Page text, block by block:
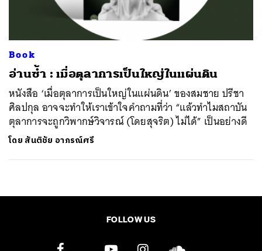
Book
อ่านซ้ำ : เมื่อตุลาการเป็นใหญ่ในแผ่นดิน
หนังสือ ‘เมื่อตุลาการเป็นใหญ่ในแผ่นดิน’ ของสมชาย ปรีชา
ศิลปกุล อาจจะทำให้เราเข้าใจคำถามที่ว่า “แล้วทำไมสถาบัน
ตุลาการจะถูกวิพากษ์วิจารณ์ (โดยสุจริต) ไม่ได้” เป็นอย่างดี
โดย สันติชัย อาภรณ์ศรี
FOLLOW US
SHARE TWEET LINE EMAIL